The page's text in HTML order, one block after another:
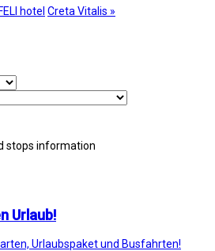
hotel Creta Vitalis »
stops information
Urlaub!
Urlaubspaket und Busfahrten!